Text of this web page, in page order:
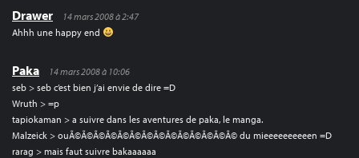
Drawer
14 mars 2008 à 2:47
Ahhh une happy end
Paka
14 mars 2008 à 10:06
seb > seb c’est bien j’ai envie de dire =D
Wruth > =p
tapiokaman > a suivre dans les aventures de paka, le manga.
Malzeick > ouÃ©Ã©Ã©Ã©Ã©Ã©Ã©Ã©Ã©Ã©Ã©Ã©Ã©Ã© du mieeeeeeeeeen =D
rarag > mais faut suivre bakaaaaaa